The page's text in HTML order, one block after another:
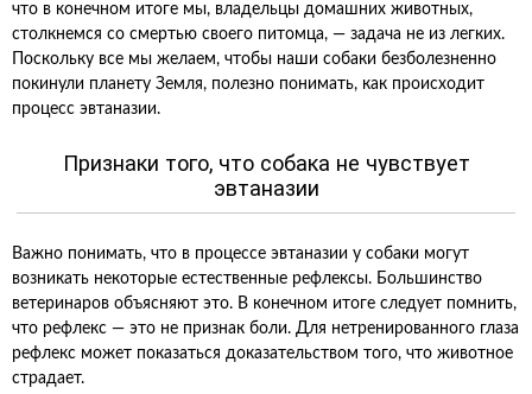
что в конечном итоге мы, владельцы домашних животных,
столкнемся со смертью своего питомца, — задача не из легких.
Поскольку все мы желаем, чтобы наши собаки безболезненно
покинули планету Земля, полезно понимать, как происходит
процесс эвтаназии.
Признаки того, что собака не чувствует
эвтаназии
Важно понимать, что в процессе эвтаназии у собаки могут
возникать некоторые естественные рефлексы. Большинство
ветеринаров объясняют это. В конечном итоге следует помнить,
что рефлекс — это не признак боли. Для нетренированного глаза
рефлекс может показаться доказательством того, что животное
страдает.